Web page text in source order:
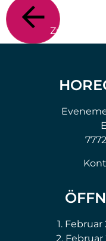
Zurück
1. Februar
2. Februar